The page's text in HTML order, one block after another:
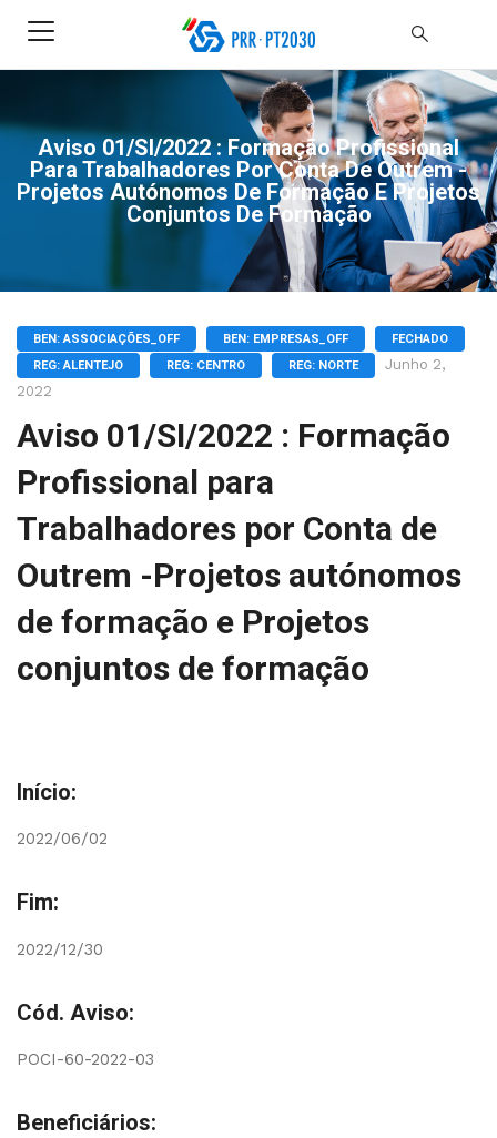
Aviso 01/SI/2022 : Formação Profissional
Para Trabalhadores Por Conta De Outrem -
Projetos Autónomos De Formação E Projetos
Conjuntos De Formação
BEN: ASSOCIAÇÕES_OFF BEN: EMPRESAS_OFF
FECHADO
REG: ALENTEJO
REG: CENTRO REG: NORTE
Junho 2,
2022
Aviso 01/SI/2022 : Formação
Profissional para
Trabalhadores por Conta de
Outrem -Projetos autónomos
de formação e Projetos
conjuntos de formação
Início:
2022/06/02
Fim:
2022/12/30
Cód. Aviso:
POCI-60-2022-03
Beneficiários: